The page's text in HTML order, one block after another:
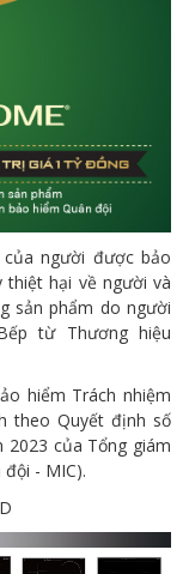
người được bảo
hại về người và
sản phẩm do người
từ Thương hiệu
hiểm Trách nhiệm
theo Quyết định số
2023 của Tổng giám
- MIC).